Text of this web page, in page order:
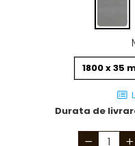
1800 x 35
Durata de